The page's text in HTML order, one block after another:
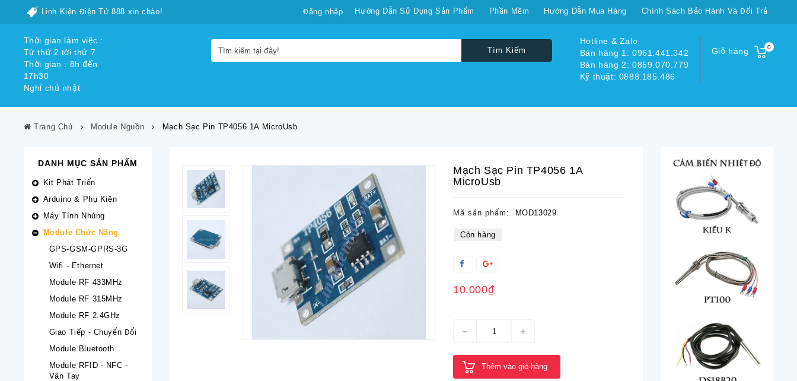
Linh Kiện Điện Tử 888 xin chào! Hướng Dẫn Sử Dụng Sản Phẩm Phần Mềm Hướng Dẫn Mua Hàng Chính Sách Bảo Hành Và Đổi Trả
Đăng nhập
Thời gian làm việc :
Từ thứ 2 tới thứ 7
Thời gian : 8h đến
17h30
Nghỉ chủ nhật
Giỏ hàng 0
Hotline & Zalo
Bán hàng 1: 0961.441.342
Bán hàng 2: 0859.070.779
Kỹ thuật: 0888.185.486
Tìm Kiếm
Trang Chủ Module Nguồn Mạch Sạc Pin TP4056 1A MicroUsb
DANH MỤC SẢN PHẨM
Kit Phát Triển
Arduino & Phụ Kiện
Máy Tính Nhúng
Module Chức Năng
GPS-GSM-GPRS-3G
Wifi - Ethernet
Module RF 433MHz
Module RF 315MHz
Module RF 2.4GHz
Giao Tiếp - Chuyển Đổi
Module Bluetooth
Module RFID - NFC -
Vân Tay
Mạch Sạc Pin TP4056 1A
MicroUsb
Mã sản phẩm: MOD13029
Còn hàng
10.000₫
Thêm vào giỏ hàng